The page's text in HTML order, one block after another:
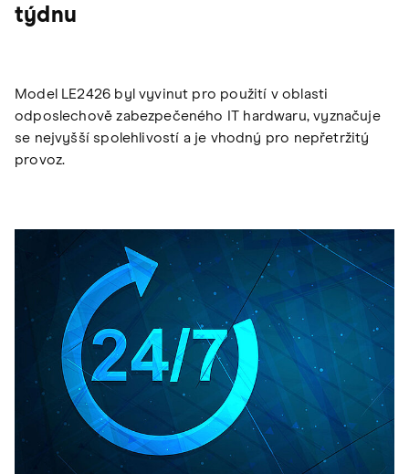
týdnu
Model LE2426 byl vyvinut pro použití v oblasti
odposlechově zabezpečeného IT hardwaru, vyznačuje
se nejvyšší spolehlivostí a je vhodný pro nepřetržitý
provoz.